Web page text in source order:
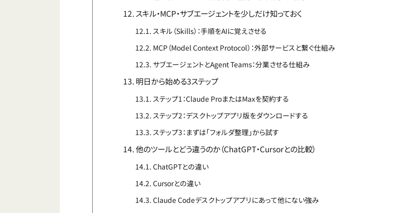
スキル・MCP・サブエージェントを少しだけ知っておく
スキル（Skills）：手順をAIに覚えさせる
MCP（Model Context Protocol）：外部サービスと繋ぐ仕組み
サブエージェントとAgent Teams：分業させる仕組み
明日から始める3ステップ
ステップ1：Claude ProまたはMaxを契約する
ステップ2：デスクトップアプリ版をダウンロードする
ステップ3：まずは「フォルダ整理」から試す
他のツールとどう違うのか（ChatGPT・Cursorとの比較）
ChatGPTとの違い
Cursorとの違い
Claude Codeデスクトップアプリにあって他にない強み